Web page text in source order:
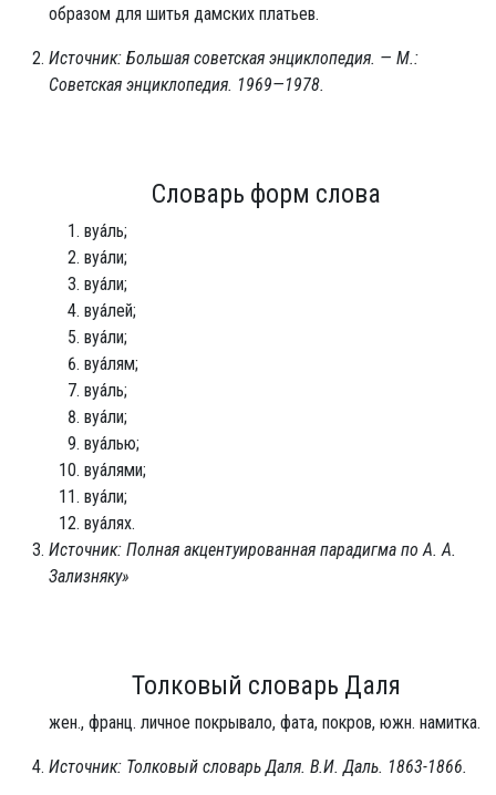
образом для шитья дамских платьев.
Источник: Большая советская энциклопедия. — М.:
Советская энциклопедия. 1969—1978.
Словарь форм слова
вуа́ль;
вуа́ли;
вуа́ли;
вуа́лей;
вуа́ли;
вуа́лям;
вуа́ль;
вуа́ли;
вуа́лью;
вуа́лями;
вуа́ли;
вуа́лях.
Источник: Полная акцентуированная парадигма по А. А.
Зализняку»
Толковый словарь Даля
жен., франц. личное покрывало, фата, покров, южн. намитка.
Источник: Толковый словарь Даля. В.И. Даль. 1863-1866.